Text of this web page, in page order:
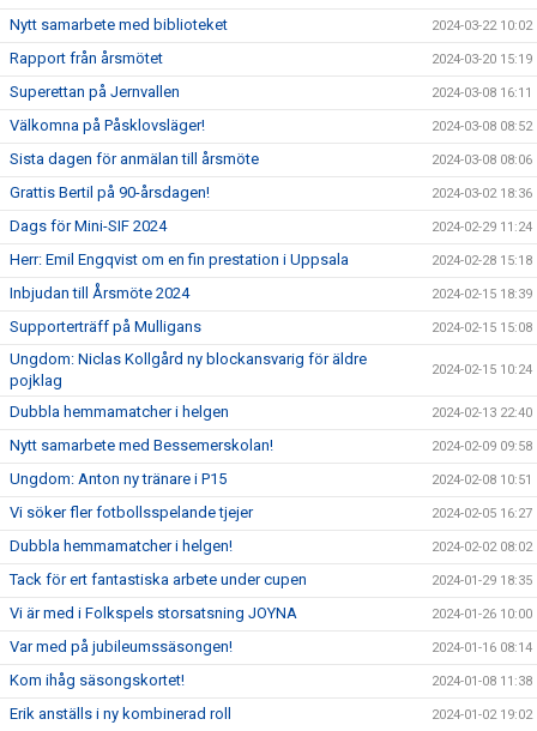
Nytt samarbete med biblioteket 2024-03-22 10:02
Rapport från årsmötet 2024-03-20 15:19
Superettan på Jernvallen 2024-03-08 16:11
Välkomna på Påsklovsläger! 2024-03-08 08:52
Sista dagen för anmälan till årsmöte 2024-03-08 08:06
Grattis Bertil på 90-årsdagen! 2024-03-02 18:36
Dags för Mini-SIF 2024 2024-02-29 11:24
Herr: Emil Engqvist om en fin prestation i Uppsala 2024-02-28 15:18
Inbjudan till Årsmöte 2024 2024-02-15 18:39
Supporterträff på Mulligans 2024-02-15 15:08
Ungdom: Niclas Kollgård ny blockansvarig för äldre
pojklag
2024-02-15 10:24
Dubbla hemmamatcher i helgen 2024-02-13 22:40
Nytt samarbete med Bessemerskolan! 2024-02-09 09:58
Ungdom: Anton ny tränare i P15 2024-02-08 10:51
Vi söker fler fotbollsspelande tjejer 2024-02-05 16:27
Dubbla hemmamatcher i helgen! 2024-02-02 08:02
Tack för ert fantastiska arbete under cupen 2024-01-29 18:35
Vi är med i Folkspels storsatsning JOYNA 2024-01-26 10:00
Var med på jubileumssäsongen! 2024-01-16 08:14
Kom ihåg säsongskortet! 2024-01-08 11:38
Erik anställs i ny kombinerad roll 2024-01-02 19:02